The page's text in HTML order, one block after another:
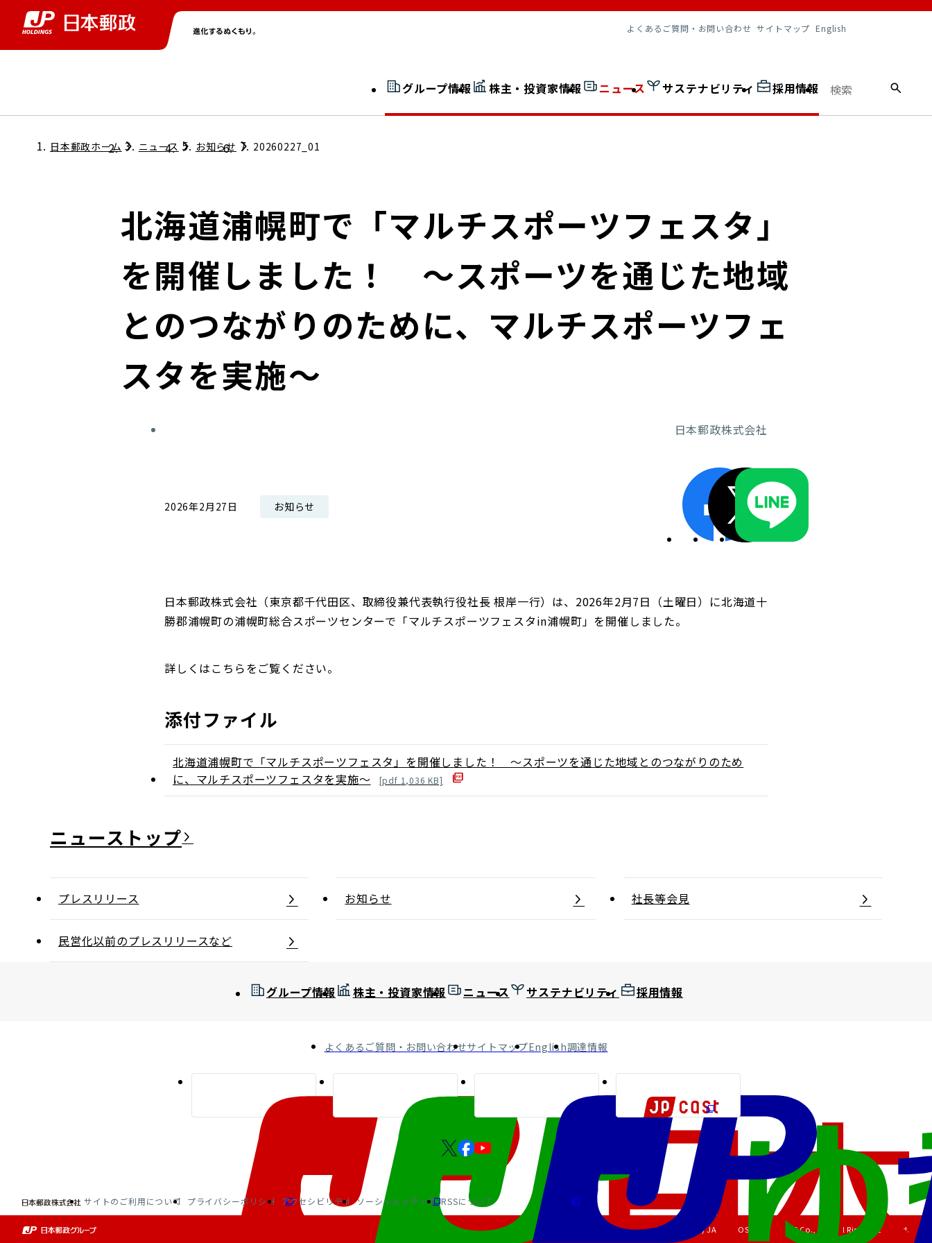
よくあるご質問・お問い合わせ サイトマップ English
グループ情報
グループ情報トップ
ローカル共創イニシアティブ
JP 改革実行委員会
広告ギャラリー
日本郵政グループ女子陸上部
株主・投資家情報
株主・投資家情報トップ
個人投資家のみなさまへ
ニュース
ニューストップ
サステナビリティ
サステナビリティトップ
担当役員メッセージ
サステナビリティマネジメント
持続可能な金融のフレームワーク
採用情報
採用情報トップ
日本郵政ホーム ニュース お知らせ 20260227_01
北海道浦幌町で「マルチスポーツフェスタ」
を開催しました！ ～スポーツを通じた地域
とのつながりのために、マルチスポーツフェ
スタを実施～
日本郵政株式会社
2026年2月27日 お知らせ
日本郵政株式会社（東京都千代田区、取締役兼代表執行役社長 根岸一行）は、2026年2月7日（土曜日）に北海道十
勝郡浦幌町の浦幌町総合スポーツセンターで「マルチスポーツフェスタin浦幌町」を開催しました。
詳しくはこちらをご覧ください。
添付ファイル
北海道浦幌町で「マルチスポーツフェスタ」を開催しました！ ～スポーツを通じた地域とのつながりのため
に、マルチスポーツフェスタを実施～
[pdf 1,036 KB]
ニュース
プレスリリース お知らせ 社長等会見
民営化以前のプレスリリースなど
グループ情報 株主・投資家情報 ニュース サステナビリティ 採用情報
よくあるご質問・お問い合わせサイトマップEnglish調達情報
サイトのご利用について プライバシーポリシー アクセシビリティ ソーシャルメディア RSSについて
Copyright (C) JAPAN POST HOLDINGS Co., Ltd. All Rights Reserved.